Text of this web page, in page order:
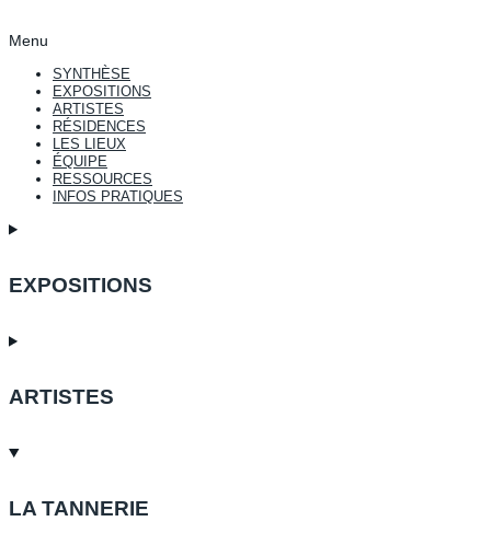
Menu
SYNTHÈSE
EXPOSITIONS
ARTISTES
RÉSIDENCES
LES LIEUX
ÉQUIPE
RESSOURCES
INFOS PRATIQUES
EXPOSITIONS
ARTISTES
LA TANNERIE